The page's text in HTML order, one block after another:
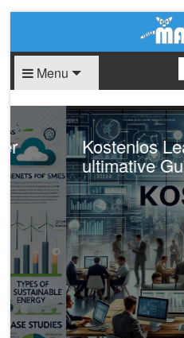
Menu
Kostenlos Leads
ultimative Guide für